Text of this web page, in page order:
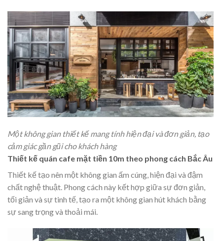
Một không gian thiết kế mang tính hiện đại và đơn giản, tạo
cảm giác gần gũi cho khách hàng
Thiết kế quán cafe mặt tiền 10m theo phong cách Bắc Âu
Thiết kế tạo nên một không gian ấm cúng, hiện đại và đậm
chất nghệ thuật. Phong cách này kết hợp giữa sự đơn giản,
tối giản và sự tinh tế, tạo ra một không gian hút khách bằng
sự sang trọng và thoải mái.